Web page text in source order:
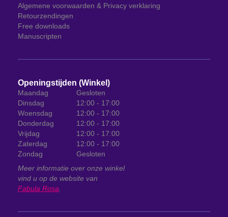
Algemene voorwaarden & Privacy verklaring
Retourzendingen
Free downloads
Manuscripten
Openingstijden (Winkel)
Maandag
Gesloten
Dinsdag
12:00 - 17:00
Woensdag
12:00 - 17:00
Donderdag
12:00 - 17:00
Vrijdag
12:00 - 17:00
Zaterdag
12:00 - 17:00
Zondag
Gesloten
Meer informatie over onze winkel
vind u op de website van
Fabula Rosa